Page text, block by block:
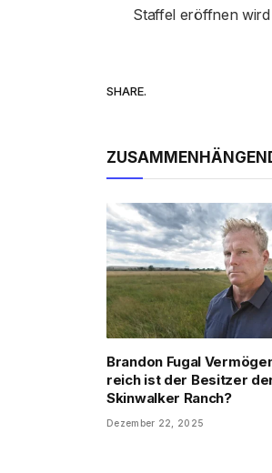
Staffel eröffnen wird
SHARE.
Brandon Fugal
reich ist der Besitzer
Skinwalker Ranch?
Dezember 22, 2025